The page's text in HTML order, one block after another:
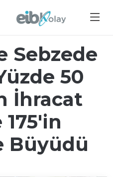
Sebzede
50
İhracat
175'in
Büyüdü